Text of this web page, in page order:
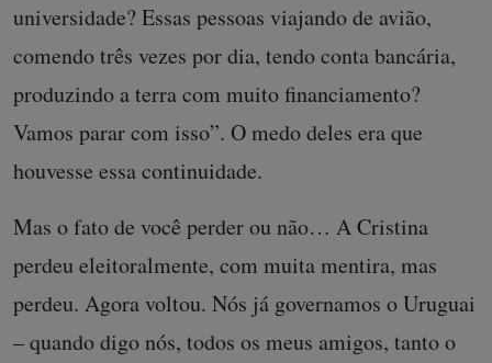
universidade? Essas pessoas viajando de avião,
comendo três vezes por dia, tendo conta bancária,
produzindo a terra com muito financiamento?
Vamos parar com isso”. O medo deles era que
houvesse essa continuidade.
Mas o fato de você perder ou não… A Cristina
perdeu eleitoralmente, com muita mentira, mas
perdeu. Agora voltou. Nós já governamos o Uruguai
– quando digo nós, todos os meus amigos, tanto o